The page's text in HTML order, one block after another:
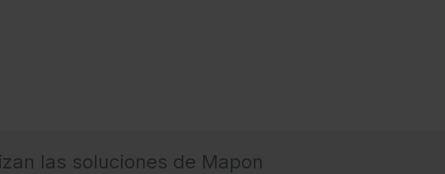
las soluciones de Mapon